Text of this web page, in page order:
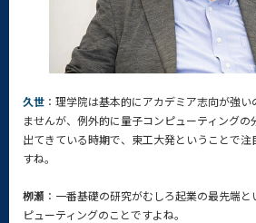
久世 ：理学院は基本的にアカデミア志向が強
ませんが、例外的に量子コンピューティング
出てきている時期で、東工大発ということで
すね。
栁瀬 ：一番基礎の研究がむしろ起業の最先端
ピューティングのことですよね。